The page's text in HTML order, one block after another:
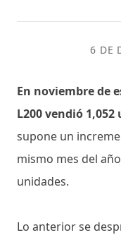
6 DE
En noviembre de
L200 vendió
supone un
mismo mes del
unidades.
Lo anterior se